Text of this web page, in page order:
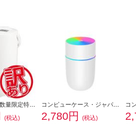
(税込)
2,780円
(税込)